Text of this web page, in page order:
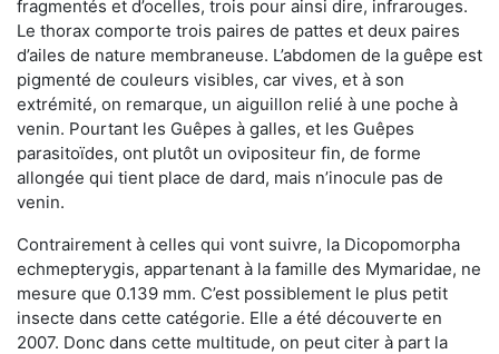
fragmentés et d’ocelles, trois pour ainsi dire, infrarouges.
Le thorax comporte trois paires de pattes et deux paires
d’ailes de nature membraneuse. L’abdomen de la guêpe est
pigmenté de couleurs visibles, car vives, et à son
extrémité, on remarque, un aiguillon relié à une poche à
venin. Pourtant les Guêpes à galles, et les Guêpes
parasitoïdes, ont plutôt un ovipositeur fin, de forme
allongée qui tient place de dard, mais n’inocule pas de
venin.
Contrairement à celles qui vont suivre, la Dicopomorpha
echmepterygis, appartenant à la famille des Mymaridae, ne
mesure que 0.139 mm. C’est possiblement le plus petit
insecte dans cette catégorie. Elle a été découverte en
2007. Donc dans cette multitude, on peut citer à part la